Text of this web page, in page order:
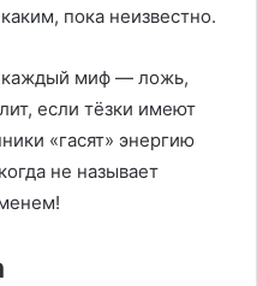
пока неизвестно.
каждый миф — ложь,
если тёзки имеют
«гасят» энергию
не называет